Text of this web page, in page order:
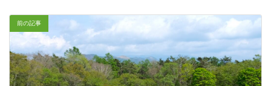
前の記事